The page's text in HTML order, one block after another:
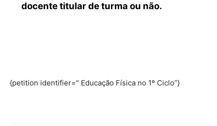
docente titular de turma ou não.
{petition identifier=” Educação Física no 1º Ciclo”}